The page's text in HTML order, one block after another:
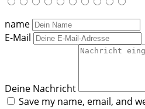
name
E-Mail
Deine Nachricht
Save my name, email, and